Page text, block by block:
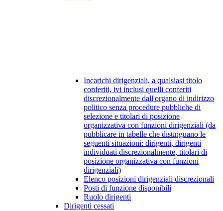
Incarichi dirigenziali, a qualsiasi titolo
conferiti, ivi inclusi quelli conferiti
discrezionalmente dall'organo di indirizzo
politico senza procedure pubbliche di
selezione e titolari di posizione
organizzativa con funzioni dirigenziali (da
pubblicare in tabelle che distinguano le
seguenti situazioni: dirigenti, dirigenti
individuati discrezionalmente, titolari di
posizione organizzativa con funzioni
dirigenziali)
Elenco posizioni dirigenziali discrezionali
Posti di funzione disponibili
Ruolo dirigenti
Dirigenti cessati